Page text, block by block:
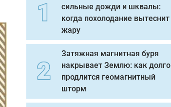
сильные дожди и шквалы:
когда похолодание вытеснит
жару
Затяжная магнитная буря
накрывает Землю: как долго
продлится геомагнитный
шторм